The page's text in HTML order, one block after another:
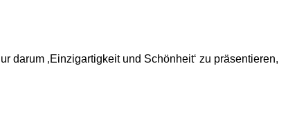
‚Einzigartigkeit und Schönheit‘ zu präsentieren,